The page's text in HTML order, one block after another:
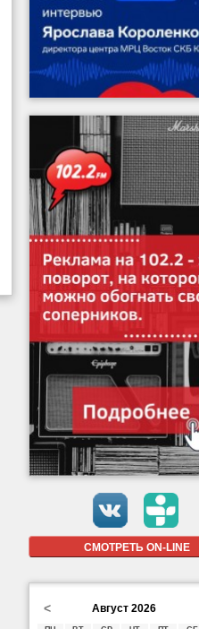
СМОТРЕТЬ ON-LINE
< Август 2026